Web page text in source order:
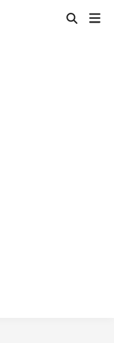
Open